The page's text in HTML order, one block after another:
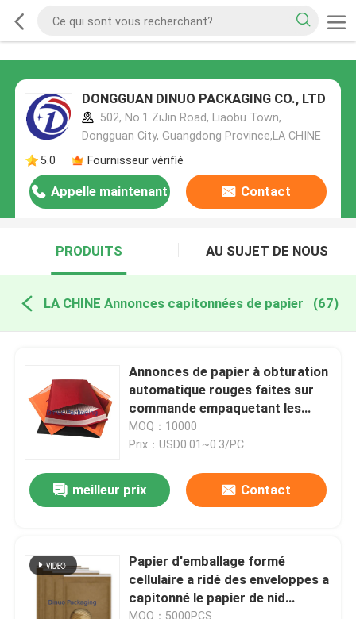
DONGGUAN DINUO PACKAGING CO., LTD
502, No.1 ZiJin Road, Liaobu Town,
Dongguan City, Guangdong Province,LA CHINE
5.0
Fournisseur vérifié
Appelle maintenant Contact
PRODUITS AU SUJET DE NOUS
LA CHINE Annonces capitonnées de papier (67)
Annonces de papier à obturation
automatique rouges faites sur
commande empaquetant les
enveloppes amorties
MOQ：10000
Prix：USD0.01~0.3/PC
meilleur prix Contact
Papier d'emballage formé
cellulaire a ridé des enveloppes a
capitonné le papier de nid
d'abeilles pour l'expédition
MOQ：5000PCS